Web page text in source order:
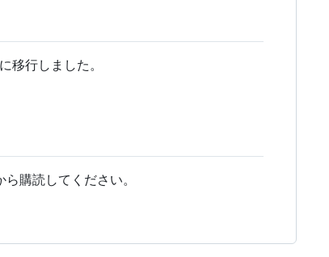
移行しました。
購読してください。